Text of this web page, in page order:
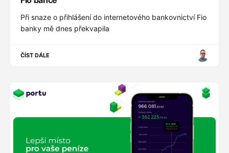
Při snaze o přihlášení do internetového bankovnictví Fio
banky mě dnes překvapila
ČÍST DÁLE